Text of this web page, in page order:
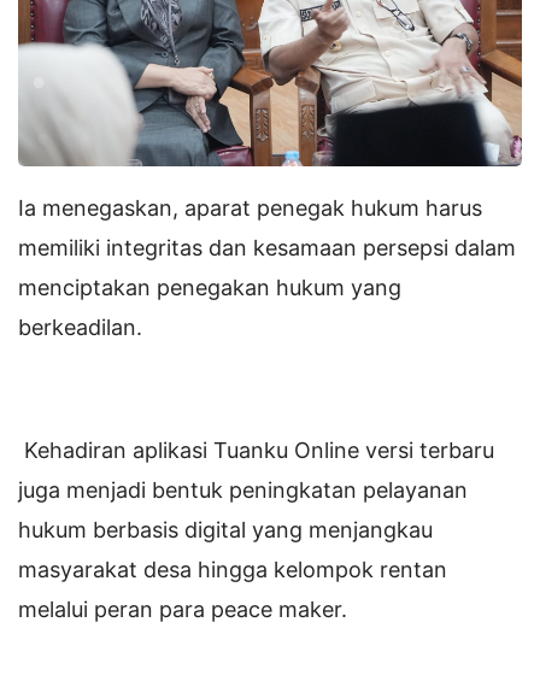
Ia menegaskan, aparat penegak hukum harus
memiliki integritas dan kesamaan persepsi dalam
menciptakan penegakan hukum yang
berkeadilan.
Kehadiran aplikasi Tuanku Online versi terbaru
juga menjadi bentuk peningkatan pelayanan
hukum berbasis digital yang menjangkau
masyarakat desa hingga kelompok rentan
melalui peran para peace maker.